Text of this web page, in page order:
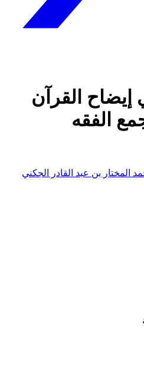
إيضاح القرآن
الفقه
المختار بن عبد القادر الجكني